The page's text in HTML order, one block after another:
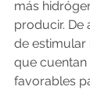
más
producir. De
de estimular
que cuentan
favorables